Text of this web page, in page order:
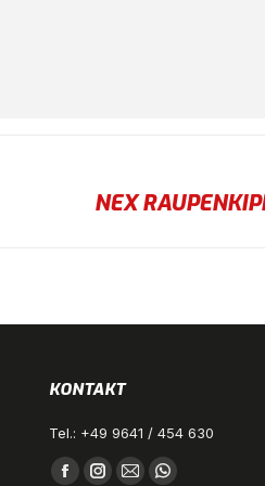
NEX
KONTAKT
Tel.: +49 9641 / 454 630
Finden Sie uns auf: